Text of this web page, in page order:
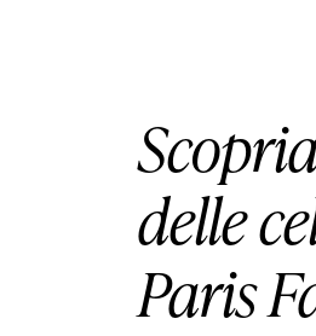
delle
Paris